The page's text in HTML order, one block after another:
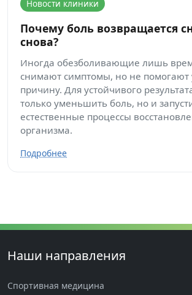
Новости клиники
Почему боль возвращается
снова?
Иногда обезболивающие лишь
снимают симптомы, но не помогают
причину. Для устойчивого
только уменьшить боль, но и
естественные процессы
организма.
Подробнее
Наши направления
Спортивная медицина